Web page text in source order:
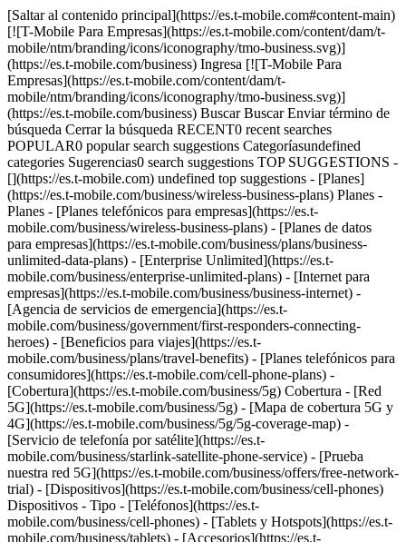
[Saltar al contenido principal](https://es.t-mobile.com#content-main) [![T-Mobile Para Empresas](https://es.t-mobile.com/content/dam/t-mobile/ntm/branding/icons/iconography/tmo-business.svg)](https://es.t-mobile.com/business) Ingresa [![T-Mobile Para Empresas](https://es.t-mobile.com/content/dam/t-mobile/ntm/branding/icons/iconography/tmo-business.svg)](https://es.t-mobile.com/business) Buscar Buscar Enviar término de búsqueda Cerrar la búsqueda RECENT0 recent searches POPULAR0 popular search suggestions Categoríasundefined categories Sugerencias0 search suggestions TOP SUGGESTIONS - [](https://es.t-mobile.com) undefined top suggestions - [Planes](https://es.t-mobile.com/business/wireless-business-plans) Planes - Planes - [Planes telefónicos para empresas](https://es.t-mobile.com/business/wireless-business-plans) - [Planes de datos para empresas](https://es.t-mobile.com/business/plans/business-unlimited-data-plans) - [Enterprise Unlimited](https://es.t-mobile.com/business/enterprise-unlimited-plans) - [Internet para empresas](https://es.t-mobile.com/business/business-internet) - [Agencia de servicios de emergencia](https://es.t-mobile.com/business/government/first-responders-connecting-heroes) - [Beneficios para viajes](https://es.t-mobile.com/business/plans/travel-benefits) - [Planes telefónicos para consumidores](https://es.t-mobile.com/cell-phone-plans) - [Cobertura](https://es.t-mobile.com/business/5g) Cobertura - [Red 5G](https://es.t-mobile.com/business/5g) - [Mapa de cobertura 5G y 4G](https://es.t-mobile.com/business/5g/5g-coverage-map) - [Servicio de telefonía por satélite](https://es.t-mobile.com/business/starlink-satellite-phone-service) - [Prueba nuestra red 5G](https://es.t-mobile.com/business/offers/free-network-trial) - [Dispositivos](https://es.t-mobile.com/business/cell-phones) Dispositivos - Tipo - [Teléfonos](https://es.t-mobile.com/business/cell-phones) - [Tablets y Hotspots](https://es.t-mobile.com/business/tablets) - [Accesorios](https://es.t-mobile.com/business/accessories) - [Trae tu propio dispositivo](https://es.t-mobile.com/business/byod-bring-your-own-device) - [Dispositivos certificados sin existencias](https://es.t-mobile.com/business/solutions/iot/device-certification) - Ofertas - [Ver ofertas](https://es.t-mobile.com/business/offers/business-deals-hub) - [Apple](https://es.t-mobile.com/business/apple-business-iphone-deals) - [Samsung](https://es.t-mobile.com/business/offers/samsung-galaxy-5g) - [Google Pixel](https://es.t-mobile.com/business/offers/google-pixel-deals) - [Internet](https://es.t-mobile.com/business/business-internet) Internet - [Información general](https://es.t-mobile.com/business/business-internet) - [Internet para empresas pequeñas/medianas](https://es.t-mobile.com/business/solutions/business-internet-services/small-business-internet) - [Internet para empresas grandes](https://es.t-mobile.com/business/solutions/business-internet-services/business-internet) - [Internet para el gobierno](https://es.t-mobile.com/business/government/internet-services) - [Internet para la educación](https://es.t-mobile.com/business/education/internet-services) - [Verifica disponibilidad](https://es.t-mobile.com/business/check-eligibility) - [Ofertas](https://es.t-mobile.com/business/offers/business-deals-hub) Ofertas - Ofertas - [Ver ofertas](https://es.t-mobile.com/business/offers/business-deals-hub) - [Apple](https://es.t-mobile.com/business/apple-business-iphone-deals) - [Samsung](https://es.t-mobile.com/business/offers/samsung-galaxy-5g#INTNAV=tNav:Deals:Samsung) - [Google Pixel](https://es.t-mobile.com/business/offers/google-pixel-deals) - [Teléfonos gratis y con cero de pago inicial](https://es.t-mobile.com/business/offers/zero-down-phones) - Descuentos del plan - [Militares y veteranos](https://es.t-mobile.com/business/offers/military-discount-plans) - [Miembros de servicios de emergencia](https://es.t-mobile.com/business/offers/first-responder-discount-phone-plans) - [Soluciones](https://es.t-mobile.com/business/solutions) Soluciones - Soluciones - [Información general](https://es.t-mobile.com/business/solutions) - [Internet para empresas](https://es.t-mobile.com/business/business-internet) - [Internet de las cosas](https://es.t-mobile.com/business/solutions/iot) - [Redes avanzadas](https://es.t-mobile.com/business/solutions/5g-advanced-solutions) - [Productividad](https://es.t-mobile.com/business/solutions/productivity) - [Seguridad](https://es.t-mobile.com/business/solutions/security) - [Comunicaciones basadas en IA](https://es.t-mobile.com/business/solutions/dialpad) - Segmentos e industrias - [Pequeña/mediana empresa](https://es.t-mobile.com/business/small-midsize-business) - [Compañía](https://es.t-mobile.com/business/enterprise) - [Gobierno](https://es.t-mobile.com/business/government) - [Educación](https://es.t-mobile.com/business/education) - [T-Priority](https://es.t-mobile.com/t-priority) - [Industrias](https://es.t-mobile.com/business/industry-solutions) - Recursos - [Por qué T-Mobile](https://es.t-mobile.com/business/why-tmobile) - [Historias de clientes](https://es.t-mobile.com/business/why-tmobile/customer-success-stories) - [Cambiar de operador móvil](https://es.t-mobile.com/business/switch-phone-carriers) - [Beneficios](https://es.t-mobile.com/business/benefits/magenta-status) - [T-Platform](https://es.t-mobile.com/business/solutions/t-platform) - [Premios Innovate](https://es.t-mobile.com/business/customer-innovate-awards) - [Socios](https://es.t-mobile.com) Socios - [Programa de socios](https://es.t-mobile.com/business/partner-recruitment) - [Ingreso al portal | Registrarse](https://businesspartners.t-mobile.com?INTNAV=tNav%3APartners%3APortalLoginRegister) [Contáctanos](https://es.t-mobile.com/business/b2b-contact-information) Contáctanos - [Ventas: 833-390-1896](tel:1-833-390-1896) - [Asistencia: 844-211-5308](tel:1-844-211-5308) - [Comunícate con ventas](https://es.t-mobile.com/business/b2b-contact-information/form) [Encuentra una tienda](https://es.t-mobile.com/stores/i/business) [Carrito](https://es.t-mobile.com/business/cart) Buscar Buscar Enviar término de búsqueda Cerrar la búsqueda RECENT0 recent searches POPULAR0 popular search suggestions Categoríasundefined categories Sugerencias0 search suggestions TOP SUGGESTIONS - [](https://es.t-mobile.com) undefined top suggestions Cómo empezar Mi cuenta [Ingresar](https://tfb.t-mobile.com/) [Volver al tablero](https://es.t-mobile.com/account/dashboard) más de T-Mobile - [Wireless (Móvil)](https://es.t-mobile.com/) - [Empresas](https://es.t-mobile.com/business) - [Prepagado](https://es.prepaid.t-mobile.com/home) - [Internet](https://es.t-mobile.com/home-internet) - [T-Priority](https://es.t-mobile.com/t-priority) - [SuperMobile](https://es.t-mobile.com/business/plans/supermobile) [](https://es.t-mobile.com) # Hacer más con menos: soluciones de flotas de última milla. Las tecnologías semiautónomas, autónomas y de teleoperación ayudan a las operaciones de flota y logística a enfrentar la cambiante escasez de mano de obra y las demandas de envío. __Lectura en 4 minutos__ Contáctanos ## Hacer más con menos: soluciones de flotas de última milla. COMPARTE ESTE ARTÍCULO: [![](https://es.t-mobile.com/content/dam/digx/tmobile/us/en/branding/icons/Linked-In-icon.png)](https://www.linkedin.com/cws/share/?url=https%3A%2F%2Fwww.t-mobile.com%2Fbusiness%2Fresources%2Farticles%2Flast-mile-logistics) [![](https://es.t-mobile.com/content/dam/digx/tmobile/us/en/branding/icons/Twitter-icon.png)](https://twitter.com/intent/tweet?url=https%3A%2F%2Fwww.t-mobile.com%2Fbusiness%2Fresources%2Farticles%2Flast-mile-logistics) [![](https://es.t-mobile.com/content/dam/digx/tmobile/us/en/branding/icons/Facebook-icon.png)](https://www.facebook.com/sharer/sharer.php?u=https%3A%2F%2Fwww.t-mobile.com%2Fbusiness%2Fresources%2Farticles%2Flast-mile-logistics) __ASPECTOS DESTACADOS__ - __La escasez de mano de obra hace que las organizaciones de transporte y logística (T&L) se replanteen la entrega de última milla, que representa más de la mitad de los costos totales de envío.__ - __Cada vez más empresas de T&L aprovechan las redes avanzadas para la administración de flotas y adoptan tecnologías semiautónomas, autónomas y de teleoperación para aumentar la eficacia y satisfacer las demandas de los clientes.__ - __Se están desplegando tecnologías autónomas en una amplia variedad de entornos de última milla, como las entregas en vehículos autónomos, los taxis teledirigidos y los servicios de drones, reduciendo los riesgos para la seguridad y las emisiones.__ La escasez de mano de obra, la elevada rotación de personal, la fluctuación de la demanda de mercancías,1 y la prevista escasez2 de unos 82,000 conductores de camiones este año están empujando a las organizaciones de transporte y logística3 a replantearse la última milla de la cadena de suministro. El último paso del proceso de entrega, donde los envíos se trasladan desde un centro de distribución hasta su destino final, requiere mucho tiempo y recursos. De hecho, esta última milla representa hasta el 53% de los costos totales de envío.4 El precio del combustible, las dificultades para llegar a lugares remotos, la mano de obra, la congestión del tráfico y los fallos en las entregas pueden acumularse rápidamente en la última milla. __La última milla representa hasta__ 53% __de los costos totales de envío.4__ ## Cómo aprovechar el poder de la automatización y las comunicaciones. Aunque el desarrollo de los autos autónomos sigue enfrentándose a contratiempos en el mercado de consumo, las operaciones progresistas de T&L ya están aprovechando la tecnología semiautónoma y las teleoperacio